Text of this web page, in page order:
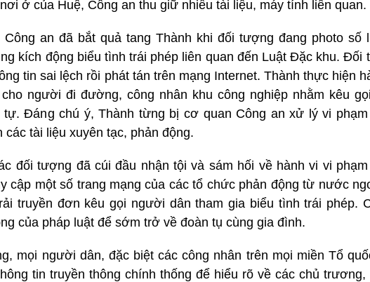
ở của Huệ, Công an thu giữ nhiều tài liệu, máy tính liên quan.
an đã bắt quả tang Thành khi đối tượng đang photo số
kích động biểu tình trái phép liên quan đến Luật Đặc khu. Đối
tin sai lệch rồi phát tán trên mạng Internet. Thành thực hiện
người đi đường, công nhân khu công nghiệp nhằm kêu
Đáng chú ý, Thành từng bị cơ quan Công an xử lý vi phạm
tài liệu xuyên tạc, phản động.
đối tượng đã cúi đầu nhận tội và sám hối về hành vi vi
cập một số trang mạng của các tổ chức phản động từ nước
truyền đơn kêu gọi người dân tham gia biểu tình trái phép.
của pháp luật để sớm trở về đoàn tụ cùng gia đình.
mọi người dân, đặc biệt các công nhân trên mọi miền Tổ
tin truyền thông chính thống để hiểu rõ về các chủ trương,